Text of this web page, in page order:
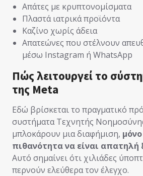
Απάτες με κρυπτονομίσματα
Πλαστά ιατρικά προϊόντα
Καζίνο χωρίς άδεια
Απατεώνες που στέλνουν
μέσω Instagram ή WhatsApp
Πώς λειτουργεί το
της Meta
Εδώ βρίσκεται το πραγματικό
συστήματα Τεχνητής
μπλοκάρουν μια διαφήμιση,
πιθανότητα να είναι απατηλή
Αυτό σημαίνει ότι χιλιάδες
περνούν ελεύθερα τον έλεγχο.